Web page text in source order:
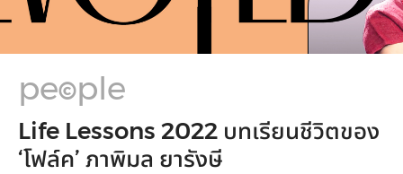
pe©ple
Life Lessons 2022 บทเรียนชีวิตของ
‘โฟล์ค’ ภาพิมล ยารังษี